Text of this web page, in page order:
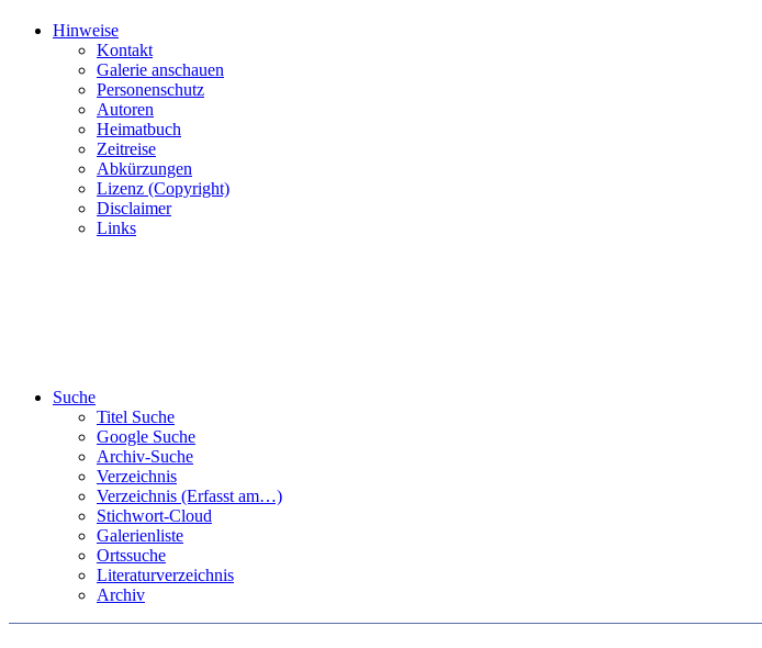
Hinweise
Kontakt
Galerie anschauen
Personenschutz
Autoren
Heimatbuch
Zeitreise
Abkürzungen
Lizenz (Copyright)
Disclaimer
Links
Suche
Titel Suche
Google Suche
Archiv-Suche
Verzeichnis
Verzeichnis (Erfasst am…)
Stichwort-Cloud
Galerienliste
Ortssuche
Literaturverzeichnis
Archiv